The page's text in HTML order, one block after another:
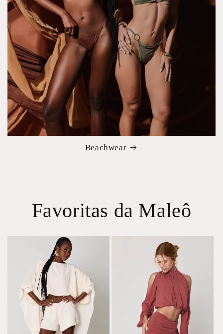
Beachwear
Favoritas da Maleô